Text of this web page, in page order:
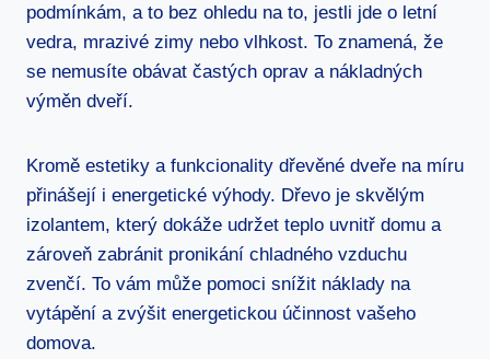
podmínkám, a to bez ohledu na to, jestli jde o letní
vedra, mrazivé zimy nebo vlhkost. To znamená, že
se nemusíte obávat častých oprav a nákladných
výměn dveří.
Kromě estetiky a funkcionality dřevěné dveře na míru
přinášejí i energetické výhody. Dřevo je skvělým
izolantem, který dokáže udržet teplo uvnitř domu a
zároveň zabránit pronikání chladného vzduchu
zvenčí. To vám může pomoci snížit náklady na
vytápění a zvýšit energetickou účinnost vašeho
domova.